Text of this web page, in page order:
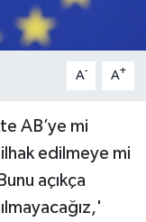
A- A+
AB’ye mi
edilmeye mi
açıkça